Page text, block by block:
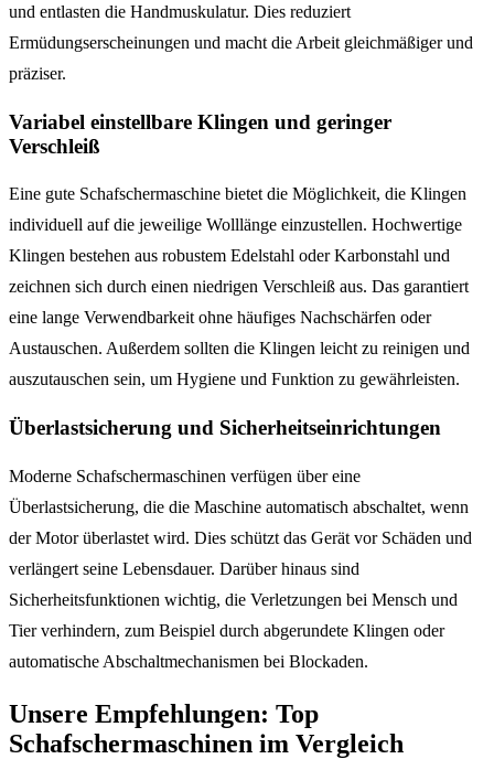
und entlasten die Handmuskulatur. Dies reduziert
Ermüdungserscheinungen und macht die Arbeit gleichmäßiger und
präziser.
Variabel einstellbare Klingen und geringer
Verschleiß
Eine gute Schafschermaschine bietet die Möglichkeit, die Klingen
individuell auf die jeweilige Wolllänge einzustellen. Hochwertige
Klingen bestehen aus robustem Edelstahl oder Karbonstahl und
zeichnen sich durch einen niedrigen Verschleiß aus. Das garantiert
eine lange Verwendbarkeit ohne häufiges Nachschärfen oder
Austauschen. Außerdem sollten die Klingen leicht zu reinigen und
auszutauschen sein, um Hygiene und Funktion zu gewährleisten.
Überlastsicherung und Sicherheitseinrichtungen
Moderne Schafschermaschinen verfügen über eine
Überlastsicherung, die die Maschine automatisch abschaltet, wenn
der Motor überlastet wird. Dies schützt das Gerät vor Schäden und
verlängert seine Lebensdauer. Darüber hinaus sind
Sicherheitsfunktionen wichtig, die Verletzungen bei Mensch und
Tier verhindern, zum Beispiel durch abgerundete Klingen oder
automatische Abschaltmechanismen bei Blockaden.
Unsere Empfehlungen: Top
Schafschermaschinen im Vergleich